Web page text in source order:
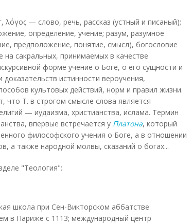
— слово, речь, рассказ (устный и писаный);
определение, учение; разум, разумное
предположение, понятие, смысл), богословие
на сакральных, принимаемых в качестве
форме учение о Боге, о его сущности и
истинности вероучения,
культовых действий, норм и правил жизни.
что Т. в строгом смысле слова является
— иудаизма, христианства, ислама. Термин
впервые встречается у Платона, который
философского учения о Боге, а в отношении
а также народной молвы, сказаний о богах...
"Теология":
школа при Сен-Викторском аббатстве
в Париже с 1113; международный центр